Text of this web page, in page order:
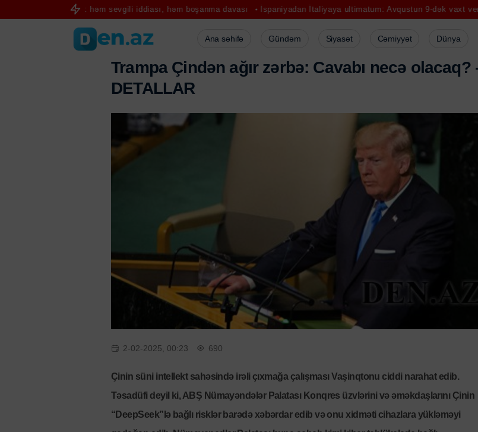
həm sevgili iddiası, həm boşanma davası İspaniyadan İtaliyaya ultimatum: Avqustun 9-dək vaxt verdi
Ana səhifə Gündəm Siyasət Cəmiyyət Dünya
Trampa Çindən ağır zərbə: Cavabı necə olacaq?
DETALLAR
2-02-2025, 00:23 690
Çinin süni intellekt sahəsində irəli çıxmağa çalışması Vaşinqtonu ciddi narahat edib.
Təsadüfi deyil ki, ABŞ Nümayəndələr Palatası Konqres üzvlərini və əməkdaşlarını Çinin
“DeepSeek”lə bağlı risklər barədə xəbərdar edib və onu xidməti cihazlara yükləməyi